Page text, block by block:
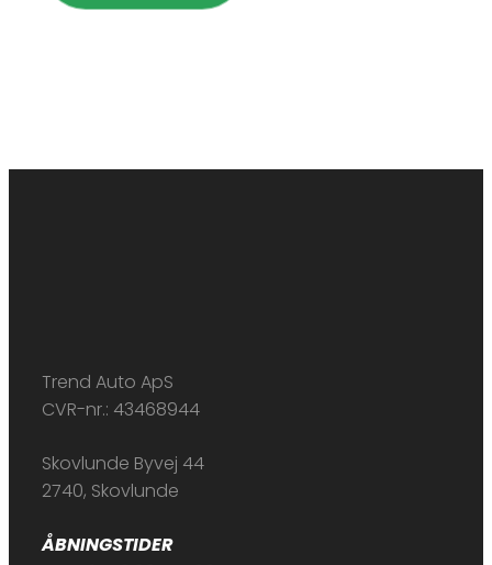
Trend Auto ApS
CVR-nr.: 43468944
Skovlunde Byvej 44
2740, Skovlunde
ÅBNINGSTIDER